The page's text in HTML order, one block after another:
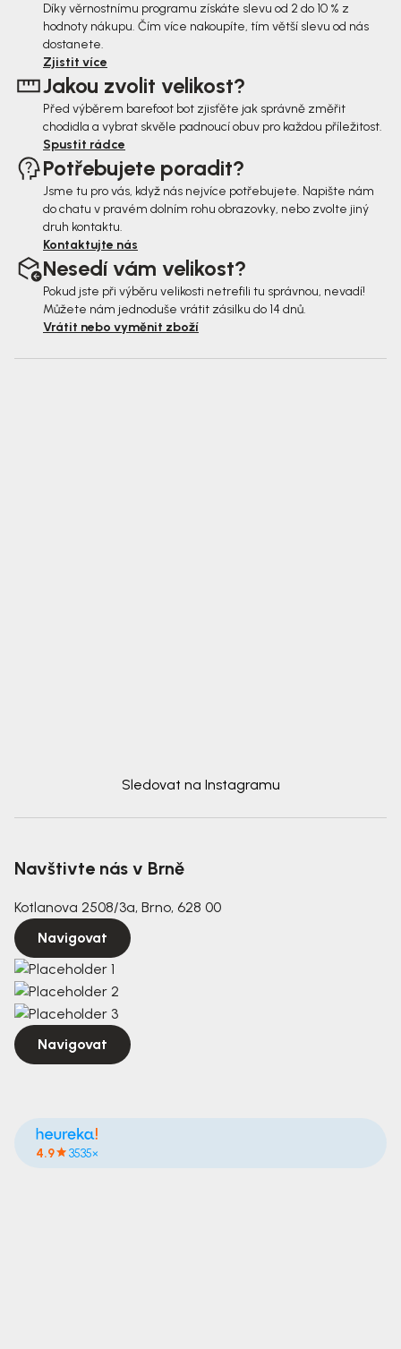
Díky věrnostnímu programu získáte slevu od 2 do 10 % z
hodnoty nákupu. Čím více nakoupíte, tím větší slevu od nás
dostanete.
Zjistit více
Jakou zvolit velikost?
Před výběrem barefoot bot zjisťěte jak správně změřit
chodidla a vybrat skvěle padnoucí obuv pro každou příležitost.
Spustit rádce
Potřebujete poradit?
Jsme tu pro vás, když nás nejvíce potřebujete. Napište nám
do chatu v pravém dolním rohu obrazovky, nebo zvolte jiný
druh kontaktu.
Kontaktujte nás
Nesedí vám velikost?
Pokud jste při výběru velikosti netrefili tu správnou, nevadí!
Můžete nám jednoduše vrátit zásilku do 14 dnů.
Vrátit nebo vyměnit zboží
Sledovat na Instagramu
Navštivte nás v Brně
Kotlanova 2508/3a, Brno, 628 00
Navigovat
Navigovat
4.9 3535×